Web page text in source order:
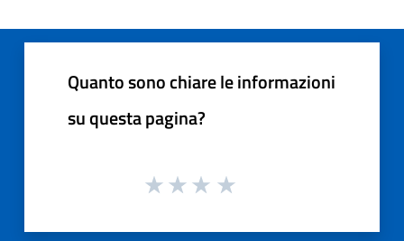
Quanto sono chiare le informazioni
su questa pagina?